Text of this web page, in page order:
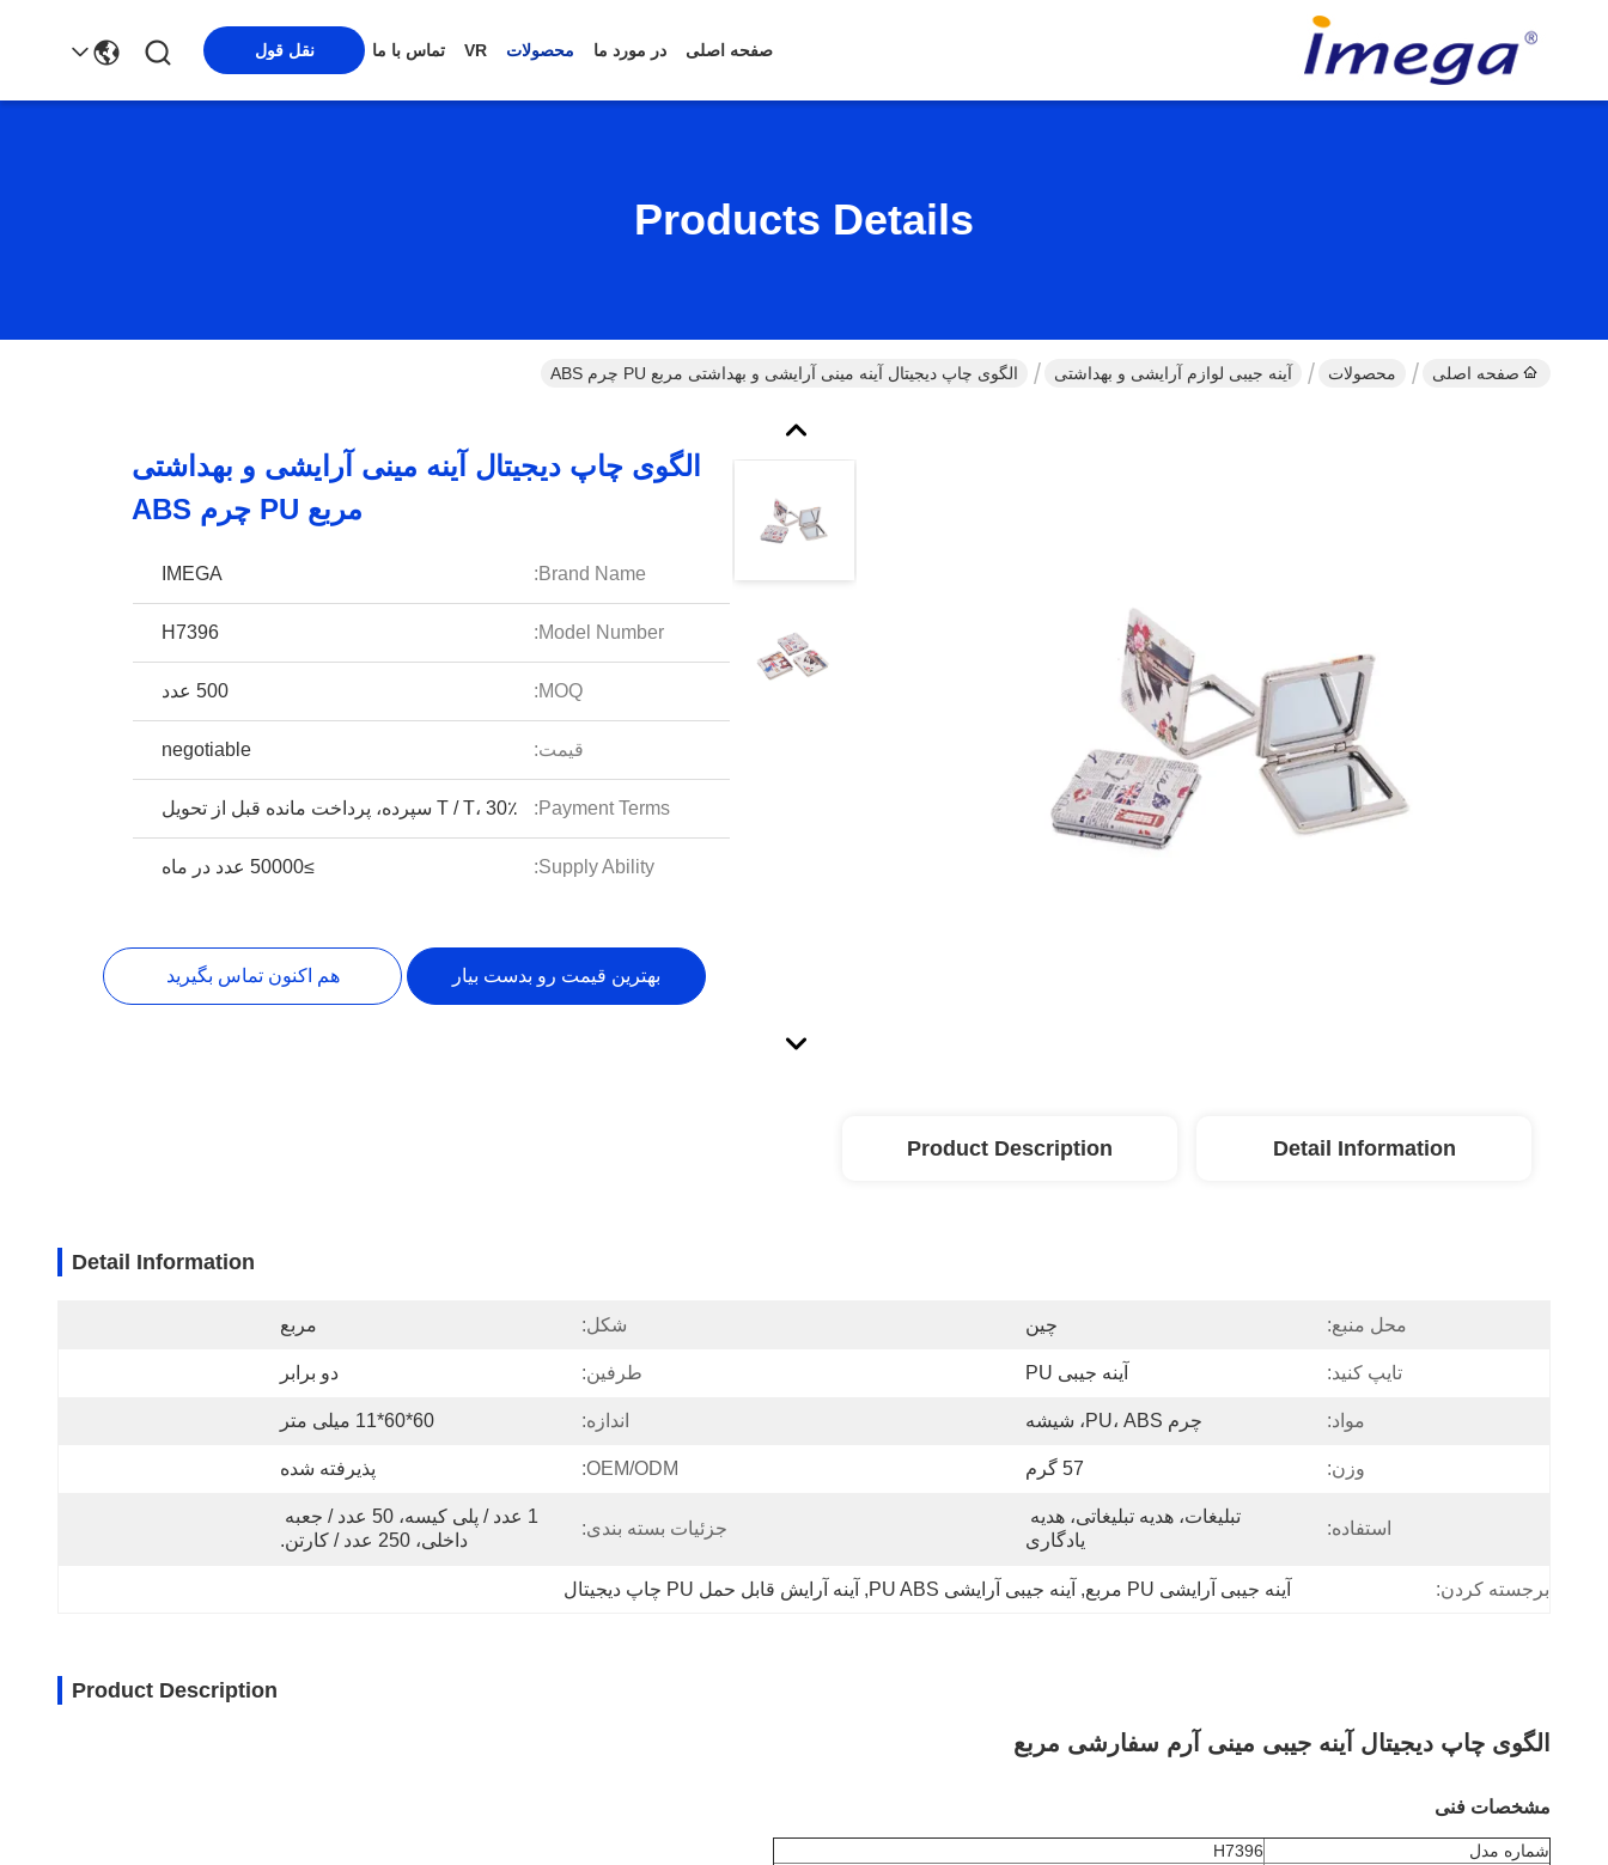
صفحه اصلی در مورد ما محصولات VR تماس با ما نقل قول
Products Details
صفحه اصلی محصولات آینه جیبی لوازم آرایشی و بهداشتی الگوی چاپ دیجیتال آینه مینی آرایشی و بهداشتی مربع PU چرم ABS
الگوی چاپ دیجیتال آینه مینی آرایشی و بهداشتی
مربع PU چرم ABS
Brand Name:
IMEGA
Model Number:
H7396
MOQ: 500 عدد
قیمت: negotiable
Payment Terms: T / T، 30٪ سپرده، پرداخت مانده قبل از تحویل
Supply Ability: ≥50000 عدد در ماه
بهترین قیمت رو بدست بیار هم اکنون تماس بگیرید
Detail Information
Product Description
Detail Information
محل منبع: چین شکل: مربع
تایپ کنید: آینه جیبی PU طرفین: دو برابر
مواد: چرم PU، ABS، شیشه اندازه: 60*60*11 میلی متر
وزن: 57 گرم OEM/ODM: پذیرفته شده
استفاده:
یادگاری
جزئیات بسته بندی:
داخلی، 250 عدد / کارتن.
برجسته کردن: آینه جیبی آرایشی PU مربع , آینه جیبی آرایشی PU ABS , آینه آرایش قابل حمل PU چاپ دیجیتال
Product Description
الگوی چاپ دیجیتال آینه جیبی مینی آرم سفارشی مربع
مشخصات فنی
شماره مدل
H7396